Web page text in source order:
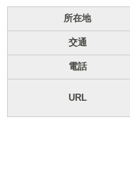
所在地
交通
電話
URL